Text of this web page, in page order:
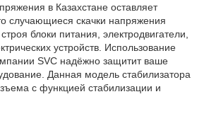
в Казахстане оставляет
случающиеся скачки напряжения
блоки питания, электродвигатели,
устройств. Использование
SVC надёжно защитит ваше
Данная модель стабилизатора
с функцией стабилизации и